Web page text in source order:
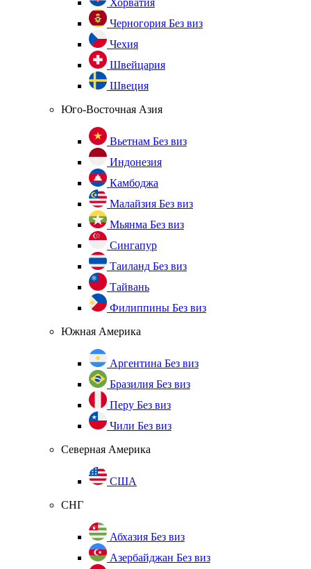
Хорватия
Черногория Без виз
Чехия
Швейцария
Швеция
Юго-Восточная Азия
Вьетнам Без виз
Индонезия
Камбоджа
Малайзия Без виз
Мьянма Без виз
Сингапур
Таиланд Без виз
Тайвань
Филиппины Без виз
Южная Америка
Аргентина Без виз
Бразилия Без виз
Перу Без виз
Чили Без виз
Северная Америка
США
СНГ
Абхазия Без виз
Азербайджан Без виз